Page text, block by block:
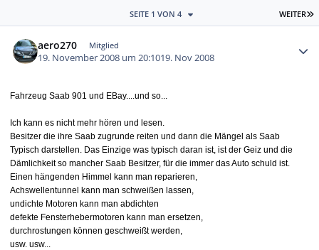
WEITER
SEITE 1 VON 4
aero270 Mitglied
19. November 2008 um 20:1019. Nov 2008
Fahrzeug Saab 901 und EBay....und so...
Ich kann es nicht mehr hören und lesen.
Besitzer die ihre Saab zugrunde reiten und dann die Mängel als Saab
Typisch darstellen. Das Einzige was typisch daran ist, ist der Geiz und die
Dämlichkeit so mancher Saab Besitzer, für die immer das Auto schuld ist.
Einen hängenden Himmel kann man reparieren,
Achswellentunnel kann man schweißen lassen,
undichte Motoren kann man abdichten
defekte Fensterhebermotoren kann man ersetzen,
durchrostungen können geschweißt werden,
usw. usw...